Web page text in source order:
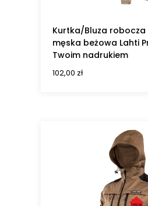
Kurtka/Bluza
męska beżowa Lahti
Twoim nadrukiem
102,00 zł